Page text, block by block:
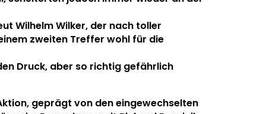
Wilhelm Wilker, der nach toller
zweiten Treffer wohl für die
Druck, aber so richtig gefährlich
geprägt von den eingewechselten